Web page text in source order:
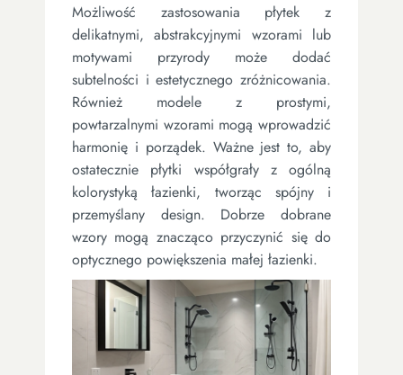
Możliwość zastosowania płytek z
delikatnymi, abstrakcyjnymi wzorami lub
motywami przyrody może dodać
subtelności i estetycznego zróżnicowania.
Również modele z prostymi,
powtarzalnymi wzorami mogą wprowadzić
harmonię i porządek. Ważne jest to, aby
ostatecznie płytki współgrały z ogólną
kolorystyką łazienki, tworząc spójny i
przemyślany design. Dobrze dobrane
wzory mogą znacząco przyczynić się do
optycznego powiększenia małej łazienki.